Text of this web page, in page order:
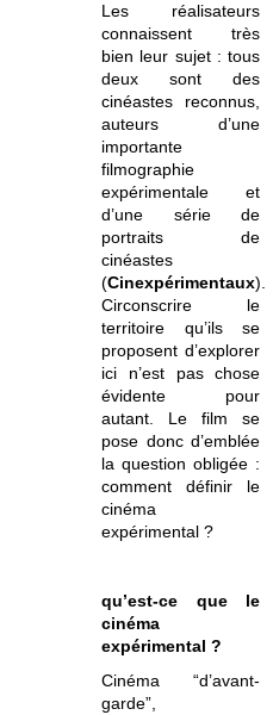
Les réalisateurs
connaissent très
bien leur sujet : tous
deux sont des
cinéastes reconnus,
auteurs d’une
importante
filmographie
expérimentale et
d’une série de
portraits de
cinéastes
(Cinexpérimentaux).
Circonscrire le
territoire qu’ils se
proposent d’explorer
ici n’est pas chose
évidente pour
autant. Le film se
pose donc d’emblée
la question obligée :
comment définir le
cinéma
expérimental ?
qu’est-ce que le
cinéma
expérimental ?
Cinéma “d’avant-
garde”,